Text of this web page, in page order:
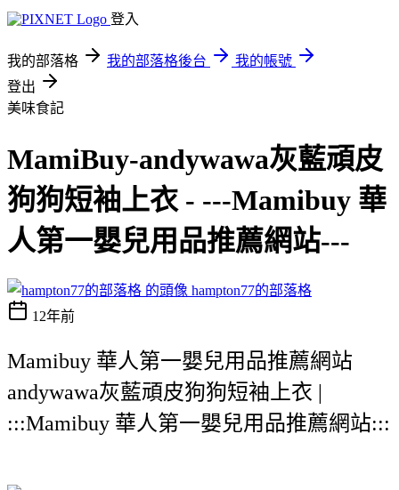
登入
我的部落格 我的部落格後台
我的帳號
登出
美味食記
MamiBuy-andywawa灰藍頑皮
狗狗短袖上衣 - ---Mamibuy 華
人第一嬰兒用品推薦網站---
hampton77的部落格
12年前
Mamibuy 華人第一嬰兒用品推薦網站
andywawa灰藍頑皮狗狗短袖上衣 |
:::Mamibuy 華人第一嬰兒用品推薦網站:::